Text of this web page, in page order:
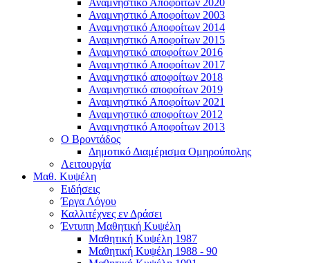
Αναμνηστικό Αποφοίτων 2020
Αναμνηστικό Αποφοίτων 2003
Αναμνηστικό Αποφοίτων 2014
Αναμνηστικό Αποφοίτων 2015
Αναμνηστικό αποφοίτων 2016
Αναμνηστικό Αποφοίτων 2017
Αναμνηστικό αποφοίτων 2018
Αναμνηστικό αποφοίτων 2019
Αναμνηστικό Αποφοίτων 2021
Αναμνηστικό αποφοίτων 2012
Αναμνηστικό Αποφοίτων 2013
Ο Βροντάδος
Δημοτικό Διαμέρισμα Ομηρούπολης
Λειτουργία
Μαθ. Κυψέλη
Ειδήσεις
Έργα Λόγου
Καλλιτέχνες εν Δράσει
Έντυπη Μαθητική Κυψέλη
Μαθητική Κυψέλη 1987
Μαθητική Κυψέλη 1988 - 90